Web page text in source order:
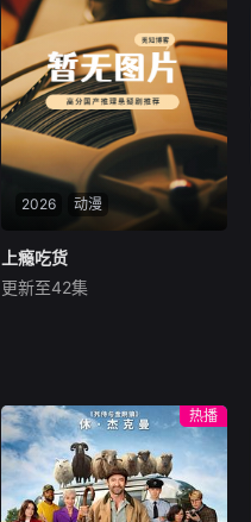
荒安身立命，他低调行事，凡
事谋而后动，从不轻易步入危
险之中，藏底牌，修遁术，炼
丹毒，直到有一
2026 动漫
上瘾吃货
未知
上瘾吃货
更新至42集
热播